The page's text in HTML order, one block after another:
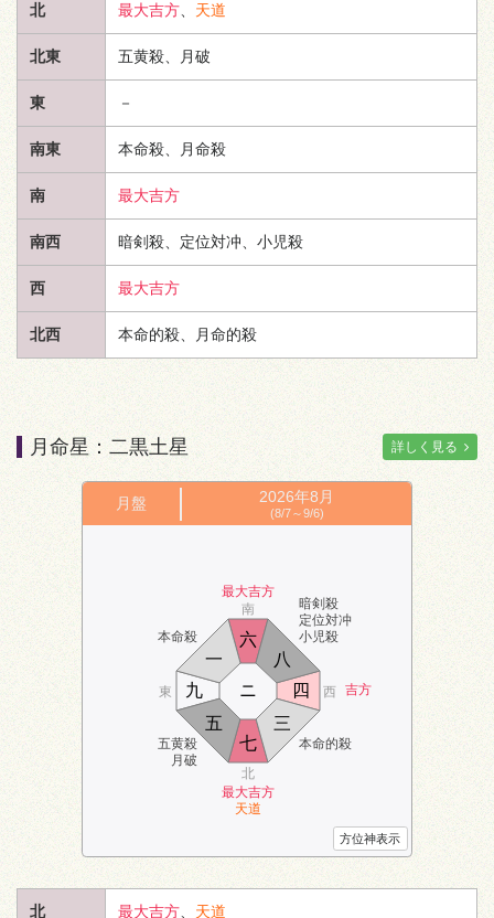
北 最大吉方、 天道
北東 五黄殺、月破
東 －
南東 本命殺、月命殺
南 最大吉方
南西 暗剣殺、定位対冲、小児殺
西 最大吉方
北西 本命的殺、月命的殺
月命星：二黒土星 詳しく見る
月盤 2026年8月
(8/7～9/6)
本命殺
最大吉方
暗剣殺
定位対冲
小児殺
吉方
五黄殺
月破
最大吉方
天道
本命的殺
南
北
東 西
七
八
九
一
ニ
三
四
五
六
方位神表示
北 最大吉方、 天道